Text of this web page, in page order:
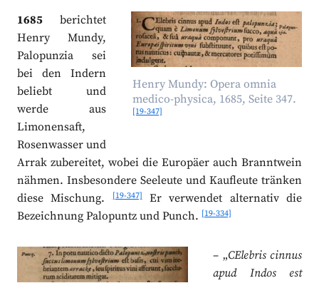
Henry Mundy: Opera omnia
medico-physica, 1685, Seite 347.
[19-347]
1685berichtet
Henry Mundy,
Palopunzia sei
bei den Indern
beliebt und
werde aus
Limonensaft,
Rosenwasser und
Arrak zubereitet, wobei die Europäer auch Branntwein
nähmen. Insbesondere Seeleute und Kaufleute tränken
diese Mischung.[19-347]Er verwendet alternativ die
Bezeichnung Palopuntz und Punch.[19-334]
– „CElebris cinnus
apud Indos est